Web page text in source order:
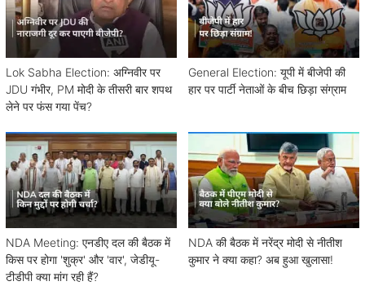
Lok Sabha Election: अग्निवीर पर
JDU गंभीर, PM मोदी के तीसरी बार शपथ
लेने पर फंस गया पेंच?
General Election: यूपी में बीजेपी की
हार पर पार्टी नेताओं के बीच छिड़ा संग्राम
NDA Meeting: एनडीए दल की बैठक में
किस पर होगा 'शुक्र' और 'वार', जेडीयू-
टीडीपी क्या मांग रही हैं?
NDA की बैठक में नरेंद्र मोदी से नीतीश
कुमार ने क्या कहा? अब हुआ खुलासा!